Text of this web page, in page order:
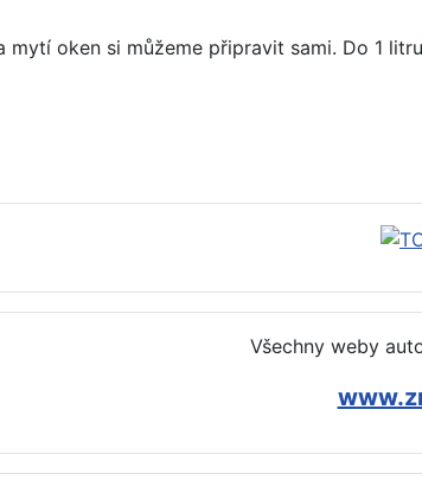
oken si můžeme připravit sami. Do 1
vanilkového pudinkového prášku - tipy, rady,
Všechny weby